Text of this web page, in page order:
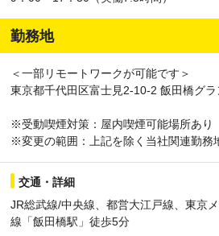
勤務地
＜一部リモートワークが可能です＞
東京都千代田区富士見2-10-2 飯田橋グラ
※受動喫煙対策：屋内喫煙可能場所あり
※変更の範囲：上記を除く当社関連勤務
交通・詳細
JR総武線/中央線、都営大江戸線、東京
線「飯田橋駅」徒歩5分